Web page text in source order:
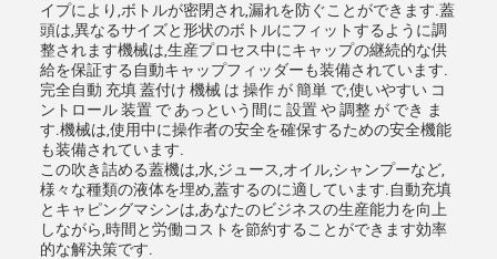
イプにより,ボトルが密閉され,漏れを防ぐことができます.蓋
頭は,異なるサイズと形状のボトルにフィットするように調
整されます機械は,生産プロセス中にキャップの継続的な供
給を保証する自動キャップフィッダーも装備されています.
完全自動 充填 蓋付け 機械 は 操作 が 簡単 で,使いやすい コ
ントロール 装置 で あっという間に 設置 や 調整 が でき ま
す.機械は,使用中に操作者の安全を確保するための安全機能
も装備されています.
この吹き詰める蓋機は,水,ジュース,オイル,シャンプーなど,
様々な種類の液体を埋め,蓋するのに適しています.自動充填
とキャピングマシンは,あなたのビジネスの生産能力を向上
しながら,時間と労働コストを節約することができます効率
的な解決策です.